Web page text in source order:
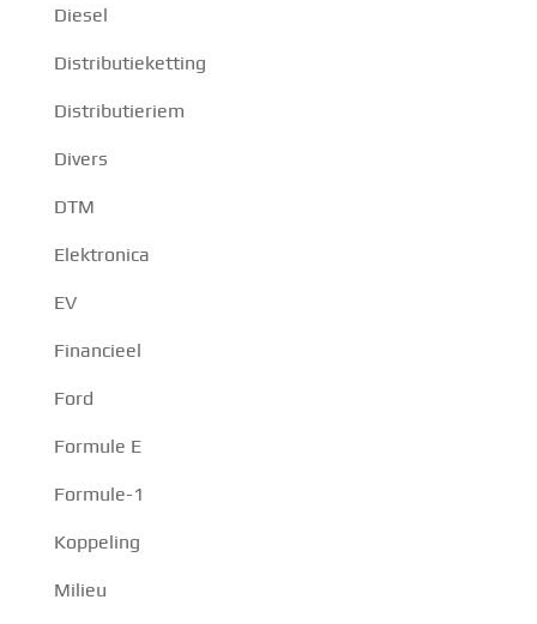
Diesel
Distributieketting
Distributieriem
Divers
DTM
Elektronica
EV
Financieel
Ford
Formule E
Formule-1
Koppeling
Milieu